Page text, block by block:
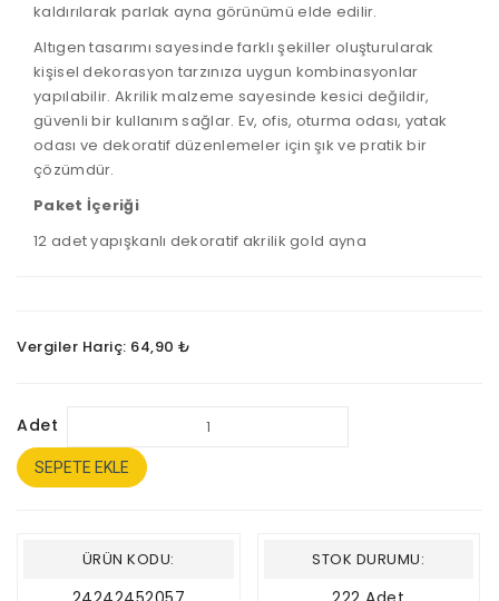
kaldırılarak parlak ayna görünümü elde edilir.
Altıgen tasarımı sayesinde farklı şekiller oluşturularak
kişisel dekorasyon tarzınıza uygun kombinasyonlar
yapılabilir. Akrilik malzeme sayesinde kesici değildir,
güvenli bir kullanım sağlar. Ev, ofis, oturma odası, yatak
odası ve dekoratif düzenlemeler için şık ve pratik bir
çözümdür.
Paket İçeriği
12 adet yapışkanlı dekoratif akrilik gold ayna
Vergiler Hariç: 64,90 ₺
Adet
SEPETE EKLE
ÜRÜN KODU: STOK DURUMU: